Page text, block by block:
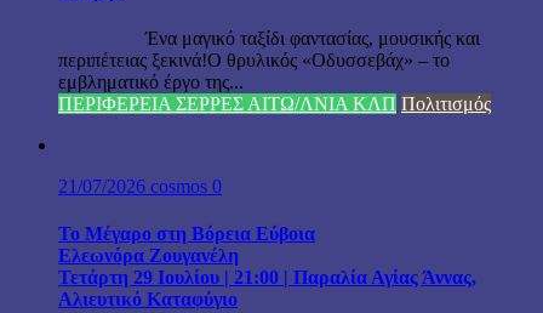
Ένα μαγικό ταξίδι φαντασίας, μουσικής και
περιπέτειας ξεκινά!Ο θρυλικός «Οδυσσεβάχ» – το
εμβληματικό έργο της...
ΠΕΡΙΦΕΡΕΙΑ ΣΕΡΡΕΣ ΑΙΤΩ/ΛΝΙΑ ΚΛΠ Πολιτισμός
21/07/2026 cosmos 0
Το Μέγαρο στη Βόρεια Εύβοια
Ελεωνόρα Ζουγανέλη
Τετάρτη 29 Ιουλίου | 21:00 | Παραλία Αγίας Άννας,
Αλιευτικό Καταφύγιο